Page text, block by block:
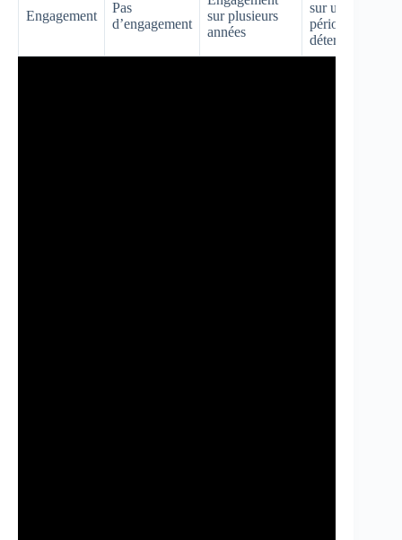
Engagement
Pas
d’engagement
sur plusieurs
années
sur une
période
déterminée